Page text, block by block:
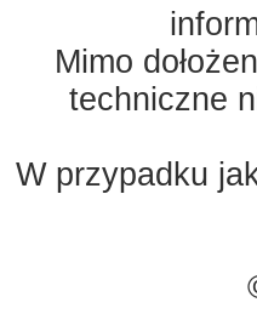
Mimo
techniczne
W przypadku